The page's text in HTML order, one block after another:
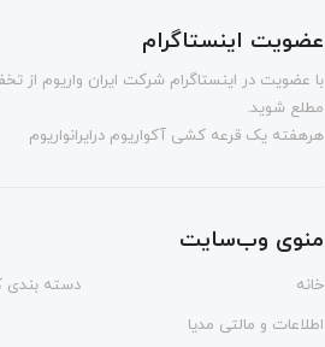
عضویت اینستاگرام
با عضویت در اینستاگرام شرکت ایران واریوم از
مطلع شوید.
هرهفته یک قرعه کشی آکواریوم درایرانواریوم
منوی وب‌سایت
خانه
دسته بندی
اطلاعات و مالتی مدیا